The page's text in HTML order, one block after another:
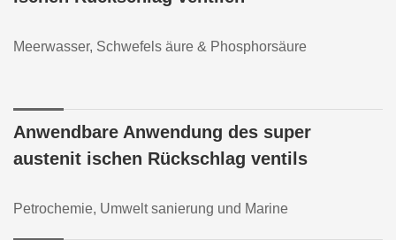
Meerwasser, Schwefels äure & Phosphorsäure
Anwendbare Anwendung des super
austenit ischen Rückschlag ventils
Petrochemie, Umwelt sanierung und Marine